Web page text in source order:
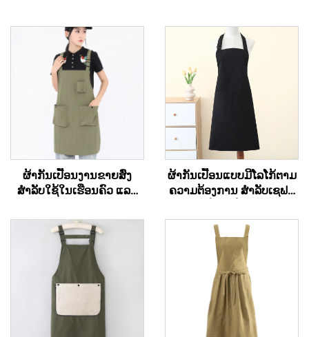
ຜ້າກັນເປື້ອນງານຂາຍສົ່ງ
ສຳລັບໃຊ້ໃນເຮືອນຄົວ ແລະ
ໄດ້ ແລະ ກັນນ້ຳໄດ້
ຜ້າກັນເປື້ອນແບບມີໂລໂກ້ຕາມ
ຄວາມຕ້ອງການ ສຳລັບເຊຟສີ
ເທີລິກ, ລະບາຍອາກາດໄດ້ດີ
ເຢັນ ປັບໄດ້ ມີຖົງ, ສຳລັບຮ້ານ
ກາເຟ, ບີບີຄິວ, ການບໍລິການ
ອາຫານ ແລະ ການເຮັດຄວາມ
ສະອາດ